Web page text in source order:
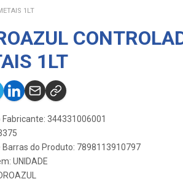
1LT
1LT
Fabricante: 344331006001
Barras do Produto: 7898113910797
UNIDADE